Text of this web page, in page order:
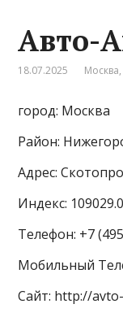
Авто-
18.07.2025 Москва,
город: Москва
Район:
Адрес:
Индекс: 109029.0
Телефон: +7
Мобильный
Сайт: http://